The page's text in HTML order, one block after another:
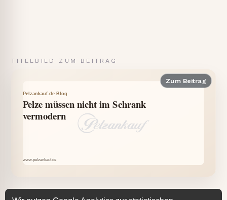
TITELBILD ZUM BEITRAG
Zum Beitrag